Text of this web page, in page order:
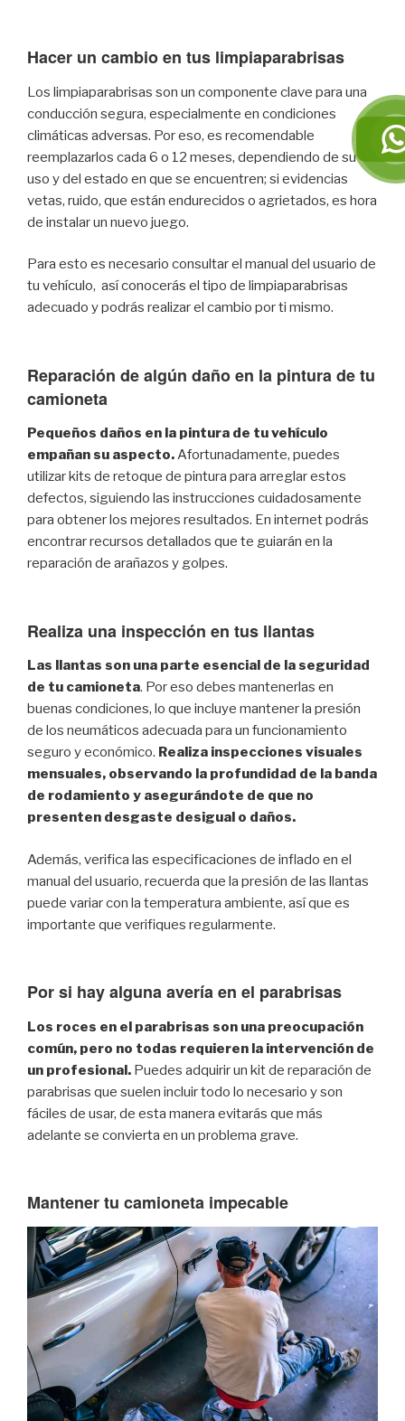
Hacer un cambio en tus limpiaparabrisas
Los limpiaparabrisas son un componente clave para una
conducción segura, especialmente en condiciones
climáticas adversas. Por eso, es recomendable
reemplazarlos cada 6 o 12 meses, dependiendo de su
uso y del estado en que se encuentren; si evidencias
vetas, ruido, que están endurecidos o agrietados, es hora
de instalar un nuevo juego.
Para esto es necesario consultar el manual del usuario de
tu vehículo, así conocerás el tipo de limpiaparabrisas
adecuado y podrás realizar el cambio por ti mismo.
Reparación de algún daño en la pintura de tu
camioneta
Pequeños daños en la pintura de tu vehículo
empañan su aspecto.Afortunadamente, puedes
utilizar kits de retoque de pintura para arreglar estos
defectos, siguiendo las instrucciones cuidadosamente
para obtener los mejores resultados. En internet podrás
encontrar recursos detallados que te guiarán en la
reparación de arañazos y golpes.
Realiza una inspección en tus llantas
Las llantas son una parte esencial de la seguridad
de tu camioneta. Por eso debes mantenerlas en
buenas condiciones, lo que incluye mantener la presión
de los neumáticos adecuada para un funcionamiento
seguro y económico. Realiza inspecciones visuales
mensuales, observando la profundidad de la banda
de rodamiento y asegurándote de que no
presenten desgaste desigual o daños.
Además, verifica las especificaciones de inflado en el
manual del usuario, recuerda que la presión de las llantas
puede variar con la temperatura ambiente, así que es
importante que verifiques regularmente.
Por si hay alguna avería en el parabrisas
Los roces en el parabrisas son una preocupación
común, pero no todas requieren la intervención de
un profesional. Puedes adquirir un kit de reparación de
parabrisas que suelen incluir todo lo necesario y son
fáciles de usar, de esta manera evitarás que más
adelante se convierta en un problema grave.
Mantener tu camioneta impecable